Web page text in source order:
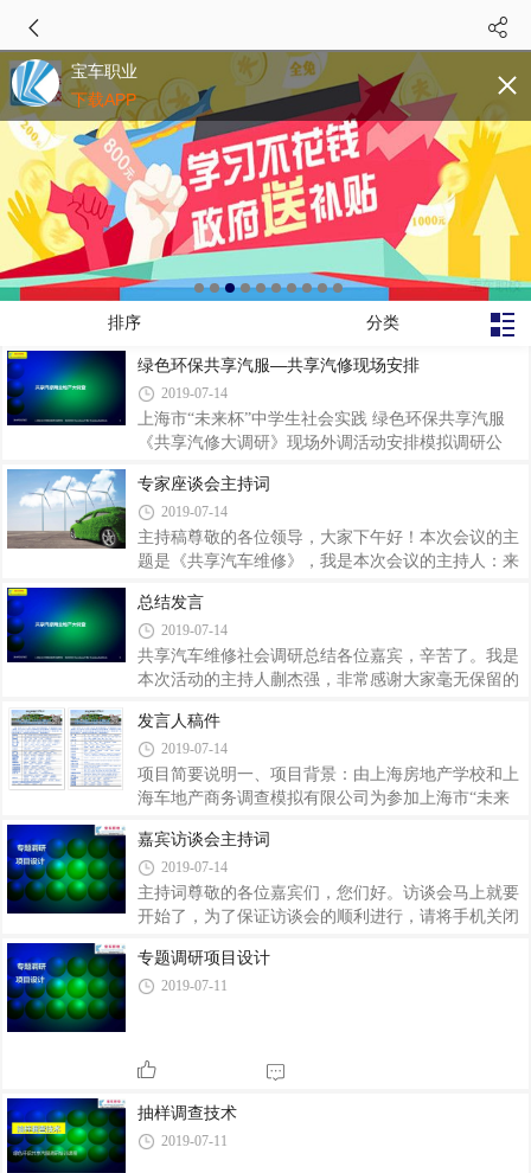
排序 分类
绿色环保共享汽服—共享汽修现场安排
2019-07-14
上海市“未来杯”中学生社会实践 绿色环保共享汽服
《共享汽修大调研》现场外调活动安排模拟调研公
架构人员安排：一组 总负责人：蒯杰强 模拟调研公
司总经理总体保证项目运营，负责所有项目审批，考
核整体团队负责小组人员管理和考核组长带领团队完
成以下任务负责现场秩序安全管理和人员协调，当其
体目标，按团队职责分配并监督执行制定整体考核政
策，把握发展方向，监督各部门政策细节。制定整体
战略，适时调整，提高整体团队效率二组 现场
专家座谈会主持词
2019-07-14
主持稿尊敬的各位领导，大家下午好！本次会议的主
题是《共享汽车维修》，我是本次会议的主持人：来
多可以共享的东西，比如说共享单车、共享充电宝等
等，那么共享汽车维修又是什么样的形式呢？和他们
之间又有什么相似和不同的呢？那么就由我们五组的
组长来介绍一下，我们掌声欢迎。感谢这位组长的介
修已经有所了解了，但是想必心中还是有所疑问的，
不过我们还请来了几位专业人士，相信他们一定能为
我们答疑解惑，接下来就到了我们的专家问答
总结发言
2019-07-14
共享汽车维修社会调研总结各位嘉宾，辛苦了。我是
本次活动的主持人蒯杰强，非常感谢大家毫无保留的
期望，下面我对绿色环保共享汽服——共享汽修社会
调研活动的现场咨询活动做一下简单的总结。刚才会
议中，我们同事已经做好了完整的记录；会后我们会
做详细的整理，对应行业的现状进行深度分析，向有
来大体有这么几点，没有说对的请大家举手发言更
正。：1、2、3、最后感谢各位嘉宾的来到我们的咨
询现场，作为祖国未来的主人，我们不会辜负大家
发言人稿件
2019-07-14
项目简要说明一、项目背景：由上海房地产学校和上
海车地产商务调查模拟有限公司为参加上海市“未来
调研》而进行社会实践调查一系列活动二、项目概
况：于2019年7月8日已进行过调查前培训工作于2019
年7月14日准备进行《共享汽修大调研》三、项目说
明：为了能更好的引领阶段中职学生深入社会、了解
识、创新精神和实践能力，坚定跟党走中国特色社会
主义道路的理想信念。“绿”动—房校“四叶草”青年志
嘉宾访谈会主持词
2019-07-14
主持词尊敬的各位嘉宾们，您们好。访谈会马上就要
开始了，为了保证访谈会的顺利进行，请将手机关闭
谈会的主持人XXX。很荣幸能够邀请到各位参加此次
的访谈会，感谢各位能够从百忙之中抽出宝贵的时间
服务——共享汽修”项目调查研究，这里是我们针对
嘉宾咨询的团队，我们将对我们困惑的问题向大家进
行现场咨询和交流。本次现场咨询会的流程是首先由
发言人向大家进行3分钟的项目介绍，然后
专题调研项目设计
2019-07-11
抽样调查技术
2019-07-11
宝车职业
下载APP